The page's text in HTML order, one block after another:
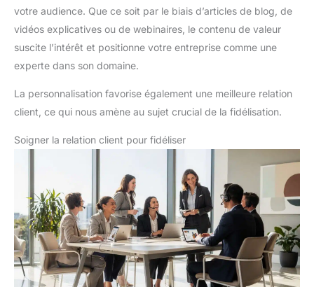
votre audience. Que ce soit par le biais d’articles de blog, de
vidéos explicatives ou de webinaires, le contenu de valeur
suscite l’intérêt et positionne votre entreprise comme une
experte dans son domaine.
La personnalisation favorise également une meilleure relation
client, ce qui nous amène au sujet crucial de la fidélisation.
Soigner la relation client pour fidéliser